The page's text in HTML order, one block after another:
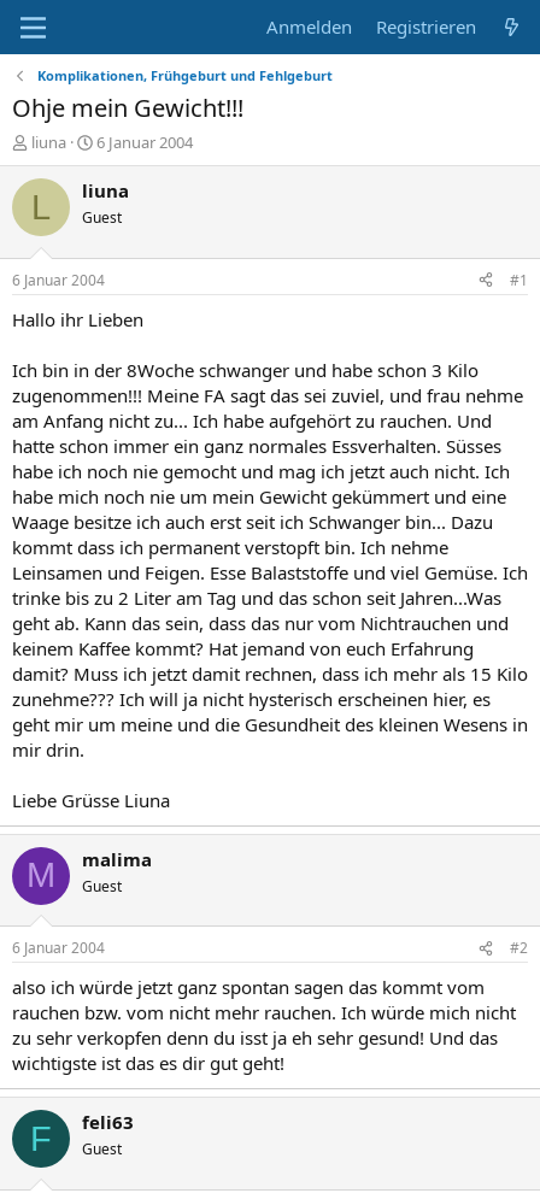
Anmelden Registrieren
Komplikationen, Frühgeburt und Fehlgeburt
Ohje mein Gewicht!!!
E
r
s
e
r
liuna
E
r
s
e
t
a
6 Januar 2004
L liuna
Guest
6 Januar 2004 #1
Hallo ihr Lieben
Ich bin in der 8Woche schwanger und habe schon 3 Kilo
zugenommen!!! Meine FA sagt das sei zuviel, und frau nehme
am Anfang nicht zu... Ich habe aufgehört zu rauchen. Und
hatte schon immer ein ganz normales Essverhalten. Süsses
habe ich noch nie gemocht und mag ich jetzt auch nicht. Ich
habe mich noch nie um mein Gewicht gekümmert und eine
Waage besitze ich auch erst seit ich Schwanger bin... Dazu
kommt dass ich permanent verstopft bin. Ich nehme
Leinsamen und Feigen. Esse Balaststoffe und viel Gemüse. Ich
trinke bis zu 2 Liter am Tag und das schon seit Jahren...Was
geht ab. Kann das sein, dass das nur vom Nichtrauchen und
keinem Kaffee kommt? Hat jemand von euch Erfahrung
damit? Muss ich jetzt damit rechnen, dass ich mehr als 15 Kilo
zunehme??? Ich will ja nicht hysterisch erscheinen hier, es
geht mir um meine und die Gesundheit des kleinen Wesens in
mir drin.
Liebe Grüsse Liuna
M malima
Guest
6 Januar 2004 #2
also ich würde jetzt ganz spontan sagen das kommt vom
rauchen bzw. vom nicht mehr rauchen. Ich würde mich nicht
zu sehr verkopfen denn du isst ja eh sehr gesund! Und das
wichtigste ist das es dir gut geht!
F feli63
Guest